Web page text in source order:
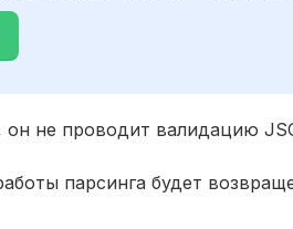
не проводит валидацию
парсинга будет